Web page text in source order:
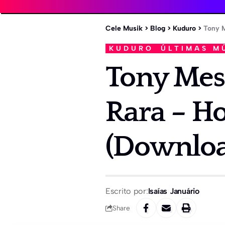
Cele Musik > Blog > Kuduro > Tony
KUDURO ÚLTIMAS
Tony
Rara –
Escrito por:Isaías Januário
Share